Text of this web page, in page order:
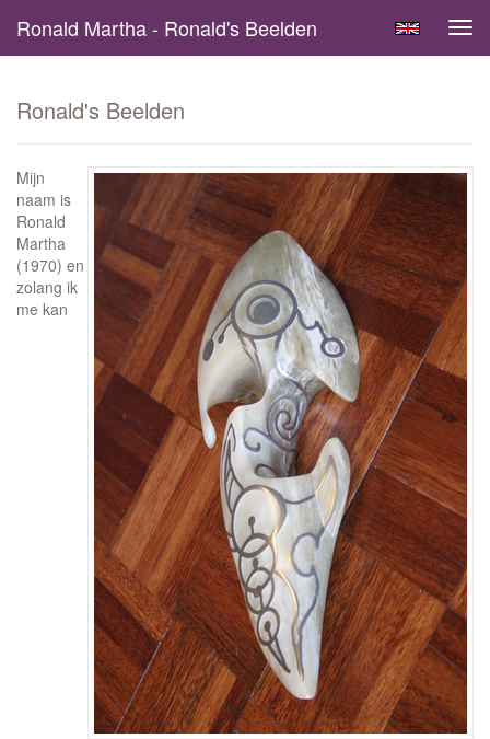
Ronald Martha - Ronald's Beelden
Ronald's Beelden
Mijn
naam is
Ronald
Martha
(1970) en
zolang ik
me kan